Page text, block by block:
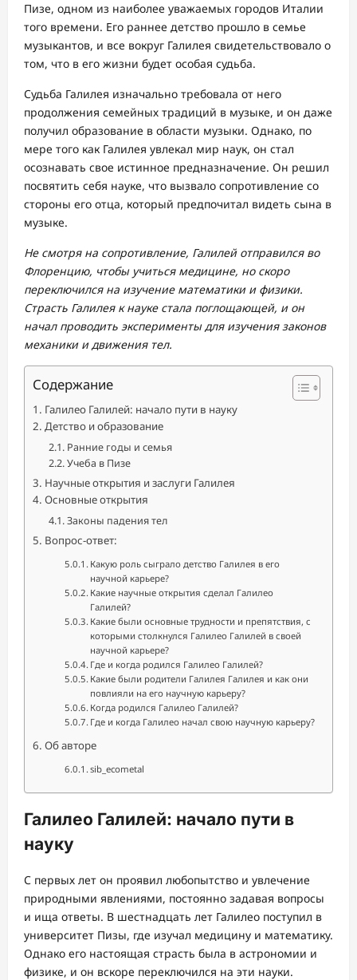
Пизе, одном из наиболее уважаемых городов Италии
того времени. Его раннее детство прошло в семье
музыкантов, и все вокруг Галилея свидетельствовало о
том, что в его жизни будет особая судьба.
Судьба Галилея изначально требовала от него
продолжения семейных традиций в музыке, и он даже
получил образование в области музыки. Однако, по
мере того как Галилея увлекал мир наук, он стал
осознавать свое истинное предназначение. Он решил
посвятить себя науке, что вызвало сопротивление со
стороны его отца, который предпочитал видеть сына в
музыке.
Не смотря на сопротивление, Галилей отправился во
Флоренцию, чтобы учиться медицине, но скоро
переключился на изучение математики и физики.
Страсть Галилея к науке стала поглощающей, и он
начал проводить эксперименты для изучения законов
механики и движения тел.
Содержание
Галилео Галилей: начало пути в науку
Детство и образование
Ранние годы и семья
Учеба в Пизе
Научные открытия и заслуги Галилея
Основные открытия
Законы падения тел
Вопрос-ответ:
Какую роль сыграло детство Галилея в его
научной карьере?
Какие научные открытия сделал Галилео
Галилей?
Какие были основные трудности и препятствия, с
которыми столкнулся Галилео Галилей в своей
научной карьере?
Где и когда родился Галилео Галилей?
Какие были родители Галилея Галилея и как они
повлияли на его научную карьеру?
Когда родился Галилео Галилей?
Где и когда Галилео начал свою научную карьеру?
Об авторе
sib_ecometal
Галилео Галилей: начало пути в
науку
С первых лет он проявил любопытство и увлечение
природными явлениями, постоянно задавая вопросы
и ища ответы. В шестнадцать лет Галилео поступил в
университет Пизы, где изучал медицину и математику.
Однако его настоящая страсть была в астрономии и
физике, и он вскоре переключился на эти науки.